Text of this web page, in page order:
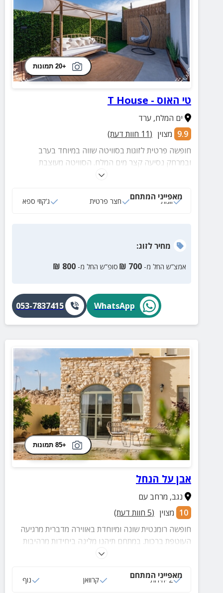
+20 תמונות
טי האוס - T House
ים המלח,ערד
9.9 מצוין (
11 חוות דעת)
חופשה פרטית לזוגות בסוויטה שווה במיוחד בערב
ובמרחק נסיעה קצר מים המלח. הסוויטה מעוצבת
ומאובזרת וכוללת מרפסת פרטית גדולה, חצר רחצה
מאפייני המתחם
זוגות חצר פרטית ג‘קוזי ספא
מחירלזוג:
אמצ”ש החל מ- 700
₪ סופ”ש החל מ- 800
₪
WhatsApp
053-7837415
+85 תמונות
אבן על הנחל
נגב, מרחב עם
10 מצוין (
5 חוות דעת)
חופשה רומנטית שונה ומיוחדת באווירה מדברית מרגיעה
העוטפת ברכות. במתחם תיהנו מלינה ביחידות מרהיבות
בעיצובן ואפשרות לטיפולים מפנקים.
מאפייני המתחם
2 יחידות קרוואן נוף